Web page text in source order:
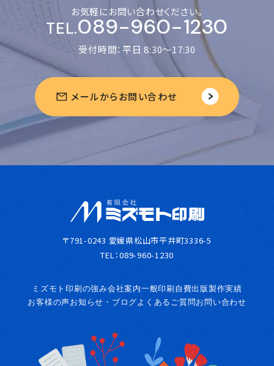
お気軽にお問い合わせください。
TEL.089-960-1230
受付時間：平日 8:30〜17:30
メールからお問い合わせ
〒791-0243 愛媛県松山市平井町3336-5
TEL：089-960-1230
ミズモト印刷の強み会社案内一般印刷自費出版製作実績
お客様の声お知らせ・ブログよくあるご質問お問い合わせ